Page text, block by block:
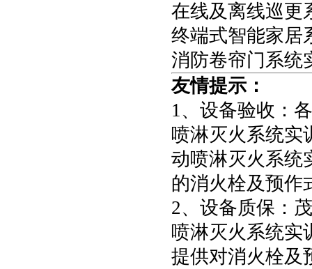
在线及离线巡更
终端式智能家居
消防卷帘门系统
友情提示：
1、设备验收：
喷淋灭火系统实
动喷淋灭火系统
的消火栓及预作
2、设备质保：
喷淋灭火系统实
提供对消火栓及